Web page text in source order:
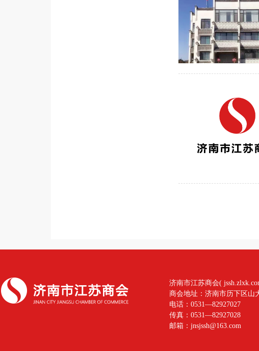
济南市江苏商会(
商会地址：济南市历下区山
电话：0531—82927027
传真：0531—82927028
邮箱：jnsjssh@163.com